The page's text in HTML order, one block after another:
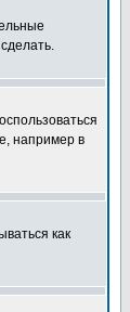
например в
как